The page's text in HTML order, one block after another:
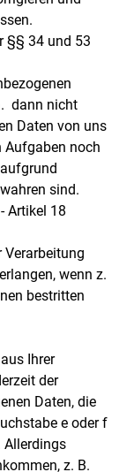
§§ 34 und 53
dann nicht
Daten von uns
Aufgaben noch
sind.
- Artikel 18
Verarbeitung
wenn z.
bestritten
Ihrer
der
Daten, die
e oder f
Allerdings
z. B.